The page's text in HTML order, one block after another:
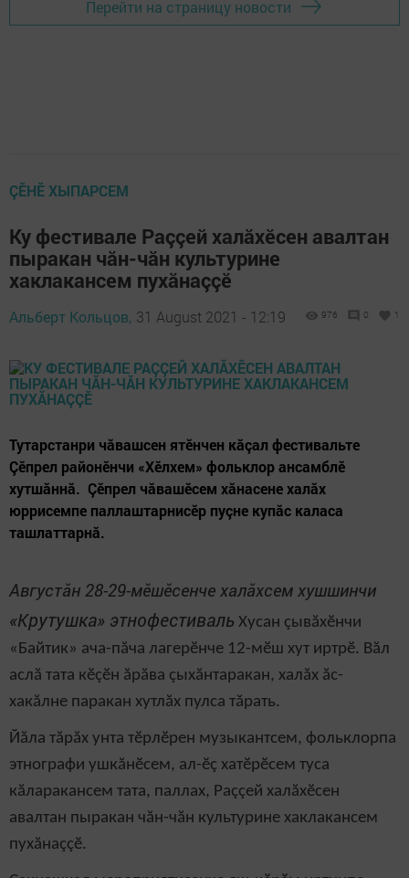
Перейти на страницу новости
ÇӖНӖ ХЫПАРСЕМ
Ку фестивале Раççей халăхӗсен авалтан
пыракан чăн-чăн культурине
хаклакансем пухăнаççӗ
Альберт Кольцов, 31 August 2021 - 12:19 976 0 1
Тутарстанри чăвашсен ятӗнчен кăçал фестивальте
Çӗпрел районӗнчи «Хӗлхем» фольклор ансамблӗ
хутшăннă. Çӗпрел чăвашӗсем хăнасене халăх
юррисемпе паллаштарнисӗр пуçне купăс каласа
ташлаттарнă.
Августăн 28-29-мӗшӗсенче халăхсем хушшинчи
«Крутушка» этнофестиваль Хусан çывăхӗнчи
«Байтик» ача-пăча лагерӗнче 12-мӗш хут иртрӗ. Вăл
аслă тата кӗçӗн ăрăва çыхăнтаракан, халăх ăс-
хакăлне паракан хутлăх пулса тăрать.
Йăла тăрăх унта тӗрлӗрен музыкантсем, фольклорпа
этнографи ушкăнӗсем, ал-ӗç хатӗрӗсем туса
кăларакансем тата, паллах, Раççей халăхӗсен
авалтан пыракан чăн-чăн культурине хаклакансем
пухăнаççӗ.